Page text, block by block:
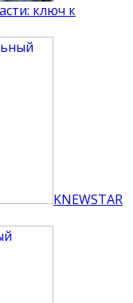
ключ к
KNEWSTAR